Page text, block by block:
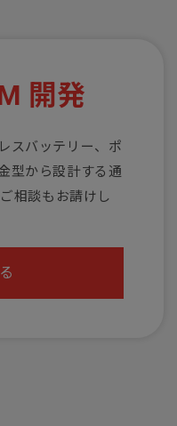
開発
スバッテリー、ポ
型から設計する通
相談もお請けし